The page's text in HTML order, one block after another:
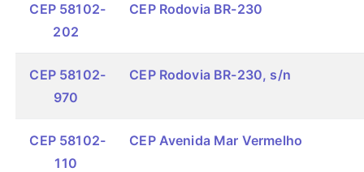
CEP 58102-
202
CEP Rodovia BR-230
CEP 58102-
970
CEP Rodovia BR-230, s/n
CEP 58102-
110
CEP Avenida Mar Vermelho